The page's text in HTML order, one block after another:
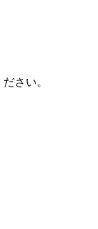
さい。